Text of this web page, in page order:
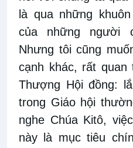
là qua những
của những người
Nhưng tôi cũng
cạnh khác, rất quan
Thượng Hội đồng:
trong Giáo hội
nghe Chúa Kitô,
này là mục tiêu